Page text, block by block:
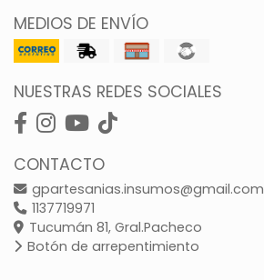
MEDIOS DE ENVÍO
NUESTRAS REDES SOCIALES
CONTACTO
gpartesanias.insumos@gmail.com
1137719971
Tucumán 81, Gral.Pacheco
Botón de arrepentimiento